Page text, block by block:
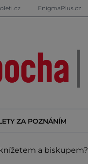
EnigmaPlus.cz
ZA POZNÁNÍM
a biskupem?